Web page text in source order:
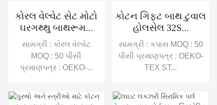
કોરલ વેલ્વેટ સેટ મોટો
ઘરગથ્થુ બાથરૂમ...
સામગ્રી : કોરલ વેલ્વેટ
MOQ : 50 પીસી
પ્રમાણપત્ર : OEKO-...
કોટન ગિફ્ટ બાથ ટુવાલ
હોલસેલ 32S...
સામગ્રી : કપાસ MOQ : 50
પીસી પ્રમાણપત્ર : OEKO-
TEX ST...